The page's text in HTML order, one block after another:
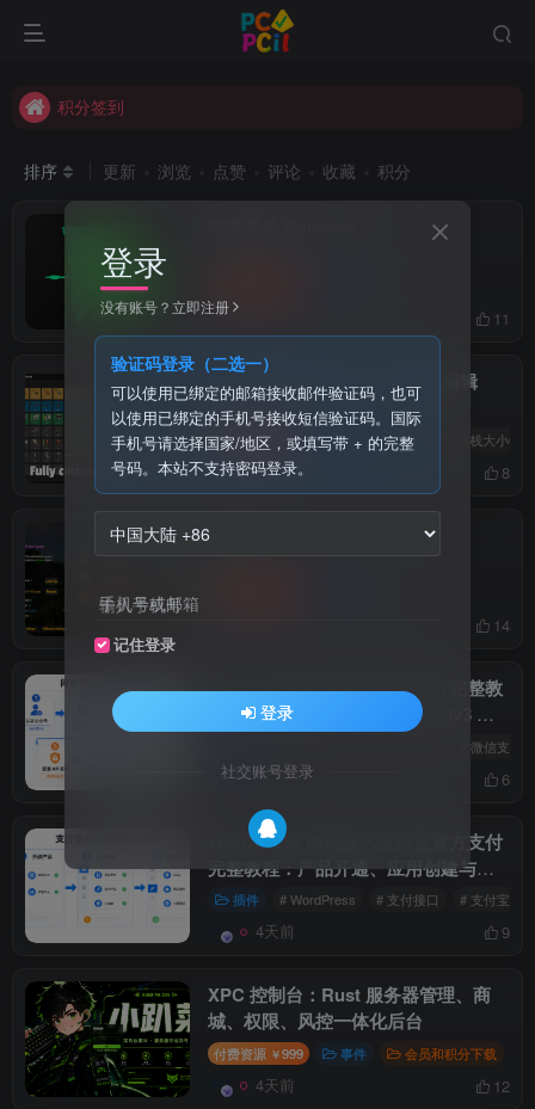
积分下载区免费
排序 更新 浏览 点赞 评论 收藏 积分
11
战利品表和堆栈大小GUI 物品编辑
付费资源 55 插件 # 战利品表和堆栈大小GUI
前天 8
技 能 树
14
WordPress 网站接入微信支付完整教
程：公众号认证、商户号、APIv3 密
钥与支付回调
# 微信支付
4天前 6
WordPress 网站接入支付宝官方支付
完整教程：产品开通、应用创建与
RSA2 密钥配置
插件 # WordPress # 支付接口 # 支付宝
4天前 9
XPC 控制台：Rust 服务器管理、商
城、权限、风控一体化后台
付费资源 ￥999 事件 会员和积分下载
4天前 12
登录
没有账号？立即注册
验证码登录（二选一）
可以使用已绑定的邮箱接收邮件验证码，也可
以使用已绑定的手机号接收短信验证码。国际
手机号请选择国家/地区，或填写带 + 的完整
号码。本站不支持密码登录。
手机号或邮箱
记住登录
登录
社交账号登录